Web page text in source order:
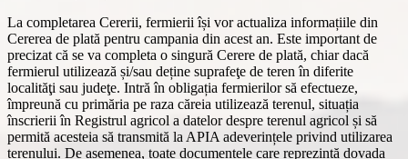
La completarea Cererii, fermierii își vor actualiza informațiile din
Cererea de plată pentru campania din acest an. Este important de
precizat că se va completa o singură Cerere de plată, chiar dacă
fermierul utilizează și/sau deține suprafeţe de teren în diferite
localităţi sau judeţe. Intră în obligația fermierilor să efectueze,
împreună cu primăria pe raza căreia utilizează terenul, situația
înscrierii în Registrul agricol a datelor despre terenul agricol și să
permită acesteia să transmită la APIA adeverințele privind utilizarea
terenului. De asemenea, toate documentele care reprezintă dovada